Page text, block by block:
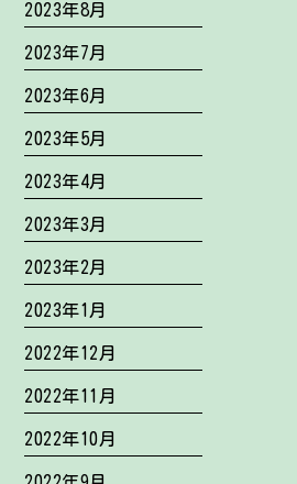
2023年8月
2023年7月
2023年6月
2023年5月
2023年4月
2023年3月
2023年2月
2023年1月
2022年12月
2022年11月
2022年10月